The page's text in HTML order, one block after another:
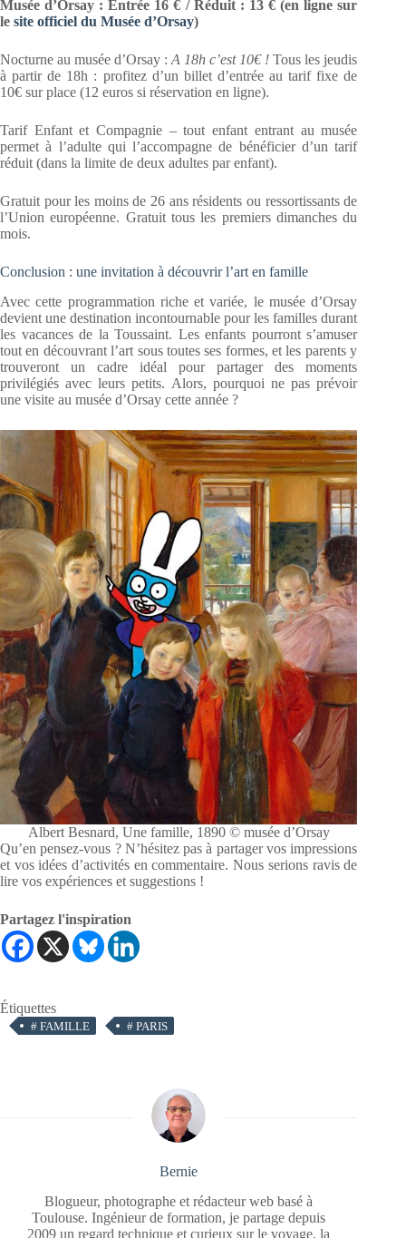
Musée d’Orsay : Entrée 16 € / Réduit : 13 € (en ligne sur
le site officiel du Musée d’Orsay)
Nocturne au musée d’Orsay :A 18h c’est 10€ !Tous les jeudis
à partir de 18h : profitez d’un billet d’entrée au tarif fixe de
10€ sur place (12 euros si réservation en ligne).
Tarif Enfant et Compagnie – tout enfant entrant au musée
permet à l’adulte qui l’accompagne de bénéficier d’un tarif
réduit (dans la limite de deux adultes par enfant).
Gratuit pour les moins de 26 ans résidents ou ressortissants de
l’Union européenne. Gratuit tous les premiers dimanches du
mois.
Conclusion : une invitation à découvrir l’art en famille
Avec cette programmation riche et variée, le musée d’Orsay
devient une destination incontournable pour les familles durant
les vacances de la Toussaint. Les enfants pourront s’amuser
tout en découvrant l’art sous toutes ses formes, et les parents y
trouveront un cadre idéal pour partager des moments
privilégiés avec leurs petits. Alors, pourquoi ne pas prévoir
une visite au musée d’Orsay cette année ?
Albert Besnard, Une famille, 1890 © musée d’Orsay
Qu’en pensez-vous ? N’hésitez pas à partager vos impressions
et vos idées d’activités en commentaire. Nous serions ravis de
lire vos expériences et suggestions !
Partagez l'inspiration
Étiquettes
# FAMILLE # PARIS
Bernie
Blogueur, photographe et rédacteur web basé à
Toulouse. Ingénieur de formation, je partage depuis
2009 un regard technique et curieux sur le voyage, la